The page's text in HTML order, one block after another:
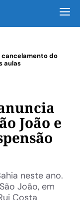
cancelamento do
aulas
João e
neste ano.
João, em
Costa